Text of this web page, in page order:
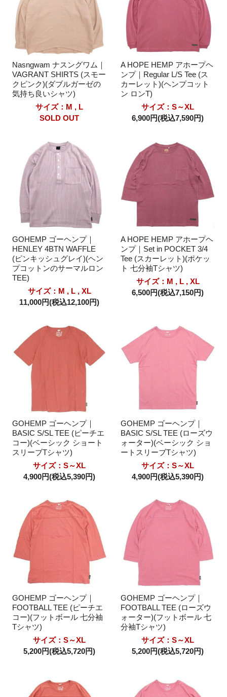
Nasngwam ナスングワム｜
VAGRANT SHIRTS (スモー
クピンク)(ダブルガーゼの
気持ち良いシャツ)
サイズ：M , L
SOLD OUT
A HOPE HEMP アホープヘ
ンプ｜Regular L/S Tee (ス
カーレット)(ヘンプコット
ン ロンT)
サイズ：S～XL
6,900円(税込7,590円)
GOHEMP ゴーヘンプ｜
HENLEY 4BTN WAFFLE
(ピンキッシュグレイ)(ヘン
プコットンのサーマルロン
TEE)
サイズ：M , L , XL
11,000円(税込12,100円)
A HOPE HEMP アホープヘ
ンプ｜Set in POCKET 3/4
Tee (スカーレット)(ポケッ
ト 七分袖Tシャツ)
サイズ：M , L , XL
6,500円(税込7,150円)
GOHEMP ゴーヘンプ｜
BASIC S/SL TEE (ピーチエ
コー)(ベーシック ショート
スリーブTシャツ)
サイズ：S～XL
4,900円(税込5,390円)
GOHEMP ゴーヘンプ｜
BASIC S/SL TEE (ローズウ
ォーター)(ベーシック ショ
ートスリーブTシャツ)
サイズ：S～XL
4,900円(税込5,390円)
GOHEMP ゴーヘンプ｜
FOOTBALL TEE (ピーチエ
コー)(フットボール 七分袖
Tシャツ)
サイズ：S～XL
5,200円(税込5,720円)
GOHEMP ゴーヘンプ｜
FOOTBALL TEE (ローズウ
ォーター)(フットボール 七
分袖Tシャツ)
サイズ：S～XL
5,200円(税込5,720円)